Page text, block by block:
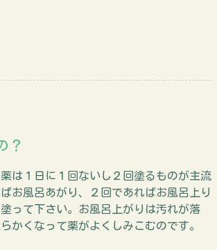
？
は１日に１回ないし２回塗るものが主流
お風呂あがり、２回であればお風呂上り
って下さい。お風呂上がりは汚れが落
かくなって薬がよくしみこむのです。